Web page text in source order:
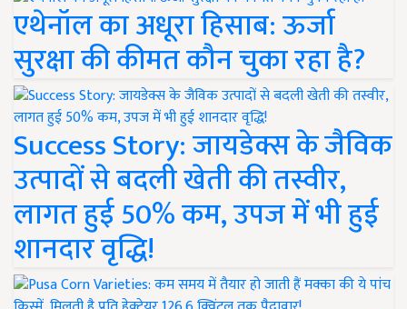
एथेनॉल का अधूरा हिसाब: ऊर्जा
सुरक्षा की कीमत कौन चुका रहा है?
Success Story: जायडेक्स के जैविक
उत्पादों से बदली खेती की तस्वीर,
लागत हुई 50% कम, उपज में भी हुई
शानदार वृद्धि!